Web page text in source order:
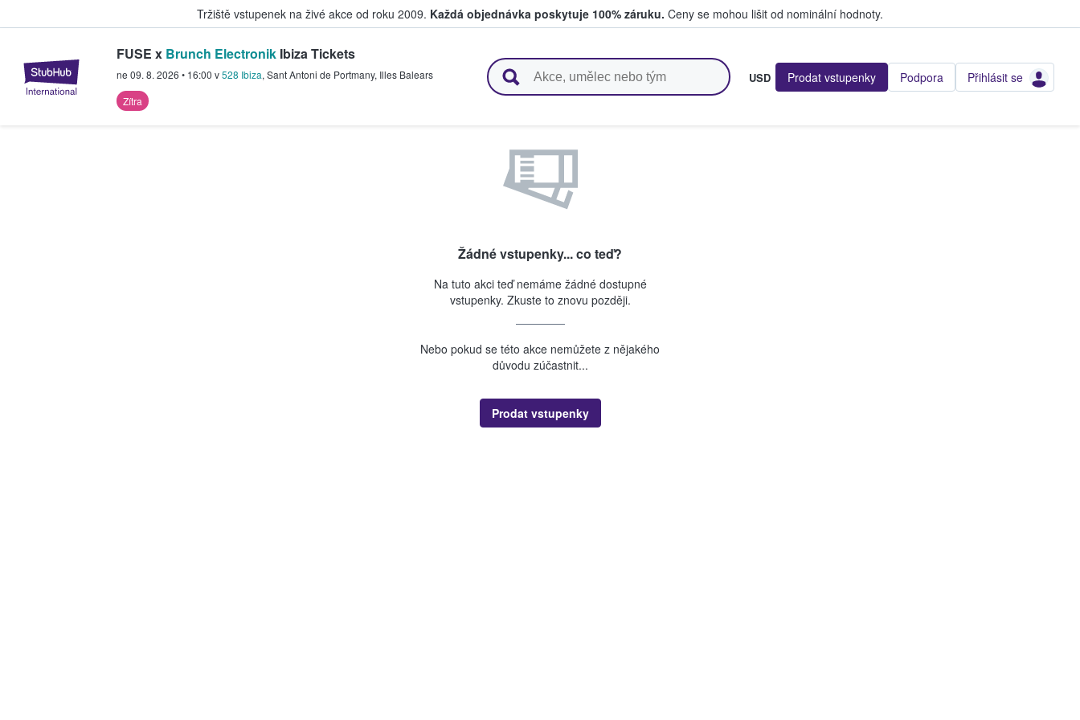
Tržiště vstupenek na živé akce od roku 2009. Každá objednávka poskytuje 100% záruku. Ceny se mohou lišit od nominální hodnoty.
StubHub – Místo, kde fanoušci kupují a prodávají vstupenky
FUSE x Brunch Electronik Ibiza Tickets
ne 09. 8. 2026 • 16:00 v528 Ibiza, Sant Antoni de Portmany, Illes Balears
Zítra
USD Prodat vstupenky Podpora Přihlásit se
Žádné vstupenky... co teď?
Na tuto akci teď nemáme žádné dostupné
vstupenky. Zkuste to znovu později.
Nebo pokud se této akce nemůžete z nějakého
důvodu zúčastnit...
Prodat vstupenky